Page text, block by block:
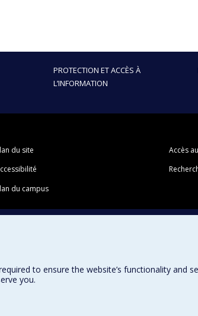
PROTECTION ET ACCÈS À
L’INFORMATION
du site
du campus
Accès
to ensure the website’s functionality and
you.